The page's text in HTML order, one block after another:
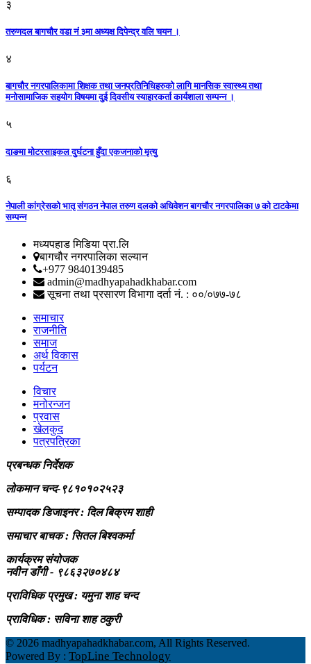
३
तरुणदल बागचौर वडा नं ३मा अध्यक्ष दिपेन्द्र वलि चयन ।
४
बागचौर नगरपालिकामा शिक्षक तथा जनप्रतिनिधिहरुको लागि मानसिक स्वास्थ्य तथा
मनोसामाजिक सहयोग विषयमा दुई दिवसीय स्याहारकर्ता कार्यशाला सम्पन्न ।
५
दाङमा मोटरसाइकल दुर्घटना हुँदा एकजनाको मृत्यु
६
नेपाली कांग्रेसको भातृ संगठन नेपाल तरुण दलको अधिवेशन बागचौर नगरपालिका ७ को टाटकेमा
सम्पन्न
मध्यपहाड मिडिया प्रा.लि
बागचौर नगरपालिका सल्यान
+977 9840139485
admin@madhyapahadkhabar.com
सूचना तथा प्रसारण विभागा दर्ता नं. : ००/०७७-७८
समाचार
राजनीति
समाज
अर्थ विकास
पर्यटन
विचार
मनोरन्जन
प्रवास
खेलकुद
पत्रपत्रिका
प्रबन्धक निर्देशक
लोकमान चन्द-९८१०१०२५२३
सम्पादक डिजाइनर : दिल बिक्रम शाही
समाचार बाचक : सितल बिश्वकर्मा
कार्यक्रम संयोजक
नवीन डाँगी - ९८६३२७०४८४
प्राविधिक प्रमुख : यमुना शाह चन्द
प्राविधिक : सविना शाह ठकुरी
© 2026 madhyapahadkhabar.com, All Rights Reserved.
Powered By : TopLine Technology